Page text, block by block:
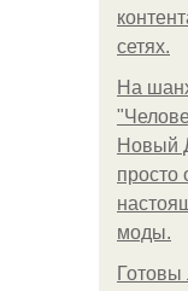
сетях.
На
Новый
просто
моды.
Готовы